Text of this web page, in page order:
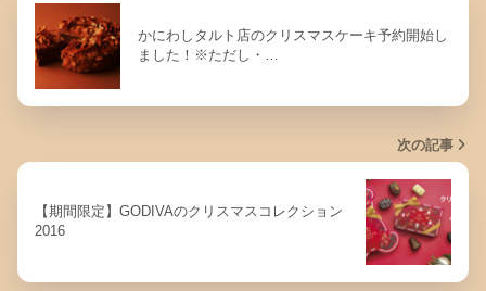
かにわしタルト店のクリスマスケーキ予約開始し
ました！※ただし・…
次の記事
【期間限定】GODIVAのクリスマスコレクション
2016